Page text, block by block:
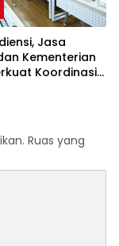
Jasa
Kementerian
Koordinasi
Ruas yang